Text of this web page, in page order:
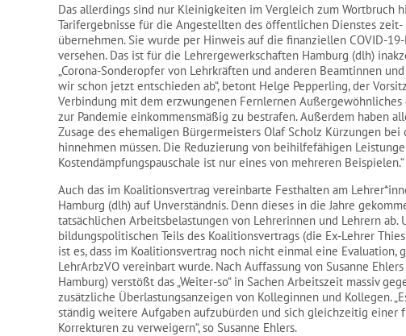
Das allerdings sind nur Kleinigkeiten im Vergleich zum Wortbruch
Tarifergebnisse für die Angestellten des öffentlichen Dienstes
übernehmen. Sie wurde per Hinweis auf die finanziellen COVID-
versehen. Das ist für die Lehrergewerkschaften Hamburg (dlh)
„Corona-Sonderopfer von Lehrkräften und anderen Beamtinnen
wir schon jetzt entschieden ab“, betont Helge Pepperling, der
Verbindung mit dem erzwungenen Fernlernen
zur Pandemie einkommensmäßig zu bestrafen. Außerdem haben
Zusage des ehemaligen Bürgermeisters Olaf Scholz Kürzungen
hinnehmen müssen. Die Reduzierung von beihilfefähigen
Kostendämpfungspauschale ist nur eines von mehreren Beispielen.“
Auch das im Koalitionsvertrag vereinbarte Festhalten am
Hamburg (dlh) auf Unverständnis. Denn dieses in die Jahre
tatsächlichen Arbeitsbelastungen von Lehrerinnen und Lehrern ab.
bildungspolitischen Teils des Koalitionsvertrags (die Ex-Lehrer
ist es, dass im Koalitionsvertrag noch nicht einmal eine Evaluation,
LehrArbzVO vereinbart wurde. Nach Auffassung von Susanne
Hamburg) verstößt das „Weiter-so“ in Sachen Arbeitszeit massiv
zusätzliche Überlastungsanzeigen von Kolleginnen und Kollegen.
ständig weitere Aufgaben aufzubürden und sich gleichzeitig
Korrekturen zu verweigern“, so Susanne Ehlers.